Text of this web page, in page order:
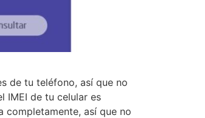
de tu teléfono, así que no
IMEI de tu celular es
así que no